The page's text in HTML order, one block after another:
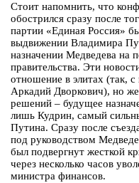
Стоит напомнить, что
обострился сразу после
партии «Единая Россия»
выдвижении Владимира
назначении Медведева на
правительства. Эти
отношение в элитах (так,
Аркадий Дворкович), но
решений – будущее
лишь Кудрин, самый
Путина. Сразу после
под руководством
был подвергнут жесткой
через несколько часов
министра финансов.